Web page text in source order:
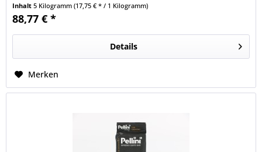
Inhalt5 Kilogramm(17,75 € * / 1 Kilogramm)
88,77 € *
Details
Merken